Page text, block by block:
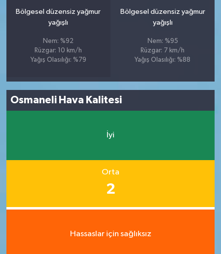
Bölgesel düzensiz yağmur
yağışlı
Nem: %92
Rüzgar: 10 km/h
Yağış Olasılığı: %79
Bölgesel düzensiz yağmur
yağışlı
Nem: %95
Rüzgar: 7 km/h
Yağış Olasılığı: %88
Osmaneli Hava Kalitesi
İyi
Orta
2
Hassaslar için sağlıksız